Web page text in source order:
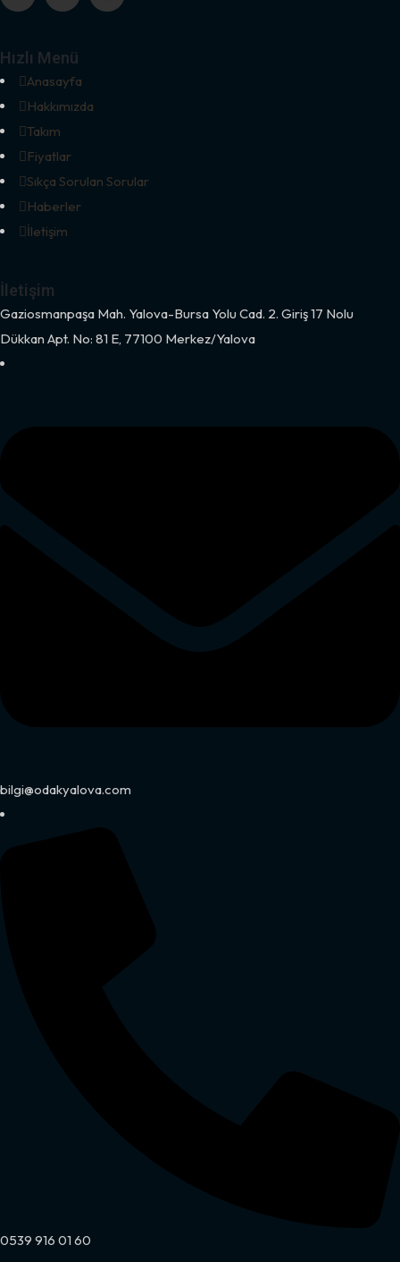
Hızlı Menü
Anasayfa
Hakkımızda
Takım
Fiyatlar
Sıkça Sorulan Sorular
Haberler
İletişim
İletişim
Gaziosmanpaşa Mah. Yalova-Bursa Yolu Cad. 2. Giriş 17 Nolu
Dükkan Apt. No: 81 E, 77100 Merkez/Yalova
bilgi@odakyalova.com
0539 916 01 60